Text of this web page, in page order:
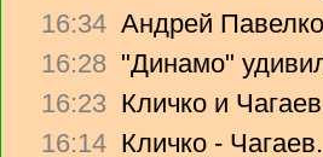
16:34 Андрей
16:28 "Динамо"
16:23 Кличко и
16:14 Кличко -